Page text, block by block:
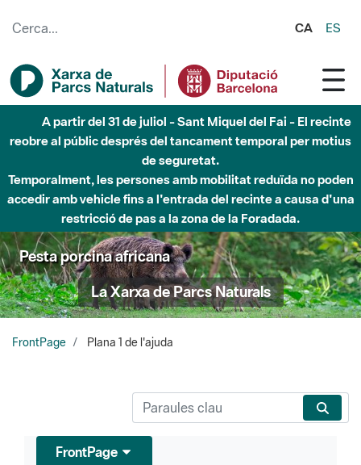
CA ES
A partir del 31 de juliol - Sant Miquel del Fai - El recinte
reobre al públic després del tancament temporal per motius
de seguretat.
Temporalment, les persones amb mobilitat reduïda no poden
accedir amb vehicle fins a l'entrada del recinte a causa d'una
restricció de pas a la zona de la Foradada.
Pesta porcina africana
La Xarxa de Parcs Naturals
FrontPage Plana 1 de l'ajuda
FrontPage